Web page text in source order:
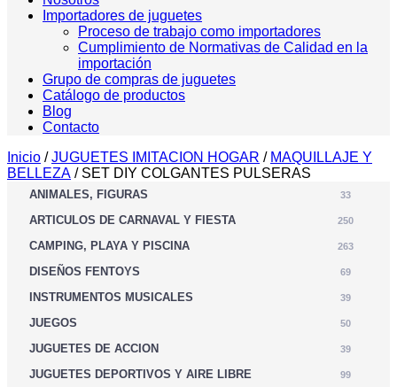
Importadores de juguetes
Proceso de trabajo como importadores
Cumplimiento de Normativas de Calidad en la
importación
Grupo de compras de juguetes
Catálogo de productos
Blog
Contacto
Inicio /JUGUETES IMITACION HOGAR / MAQUILLAJE Y
BELLEZA / SET DIY COLGANTES PULSERAS
ANIMALES, FIGURAS 33
ARTICULOS DE CARNAVAL Y FIESTA 250
CAMPING, PLAYA Y PISCINA 263
DISEÑOS FENTOYS 69
INSTRUMENTOS MUSICALES 39
JUEGOS 50
JUGUETES DE ACCION 39
JUGUETES DEPORTIVOS Y AIRE LIBRE 99